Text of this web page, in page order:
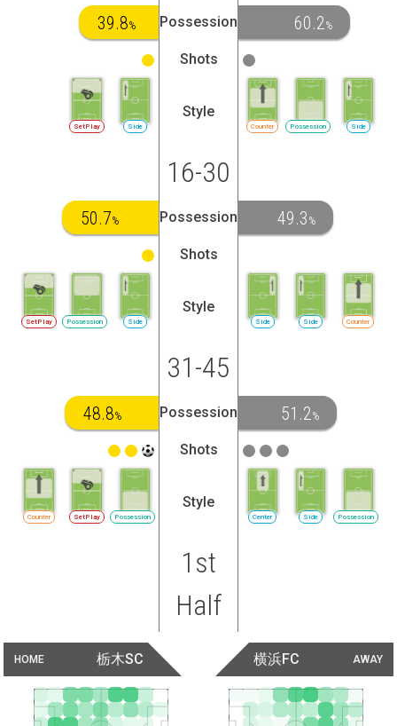
39.8% Possession 60.2%
Shots
Side
SetPlay
Style
Counter Possession Side
16-30
50.7% Possession 49.3 %
Shots
Side
Possession
SetPlay
Style
Side Side Counter
31-45
48.8% Possession 51.2%
Shots
Possession
SetPlay
Counter
Style
Center Side Possession
1st
Half
HOME 栃木SC AWAY
横浜FC